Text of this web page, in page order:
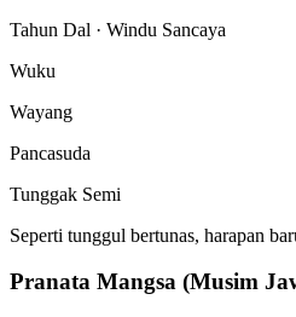
Tahun Dal · Windu Sancaya
Wuku
Wayang
Pancasuda
Tunggak Semi
Seperti tunggul bertunas, harapan
Pranata Mangsa (Musim